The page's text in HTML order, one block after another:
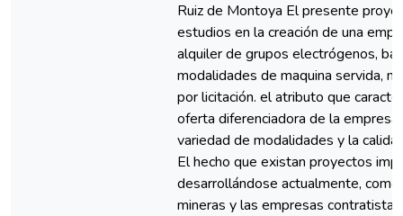
Ruiz de Montoya El presente
estudios en la creación de una
alquiler de grupos electrógenos,
modalidades de maquina servida,
por licitación. el atributo que
oferta diferenciadora de la empresa
variedad de modalidades y la
El hecho que existan proyectos
desarrollándose actualmente,
mineras y las empresas